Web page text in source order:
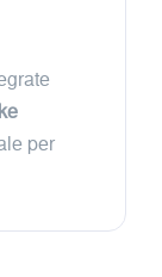
per